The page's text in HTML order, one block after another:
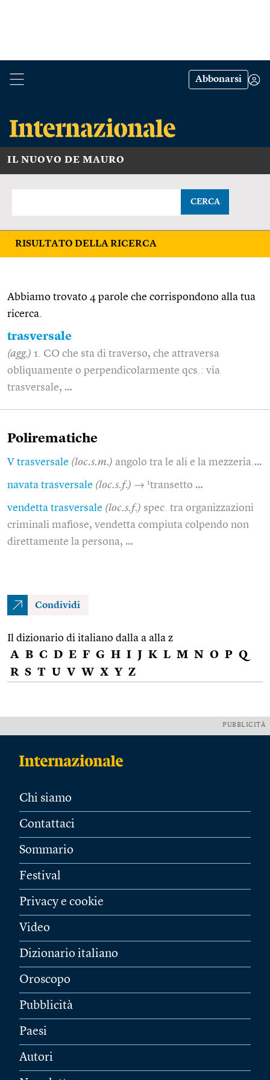
Abbonarsi
IL NUOVO DE MAURO
CERCA
RISULTATO DELLA RICERCA
Abbiamo trovato 4 parole che corrispondono alla tua
ricerca.
trasversale
(agg.) 1. CO che sta di traverso, che attraversa
obliquamente o perpendicolarmente qcs.: via
trasversale, …
Polirematiche
V trasversale (loc.s.m.) angolo tra le ali e la mezzeria.…
navata trasversale (loc.s.f.) → 1transetto …
vendetta trasversale (loc.s.f.) spec. tra organizzazioni
criminali mafiose, vendetta compiuta colpendo non
direttamente la persona, …
Condividi
Il dizionario di italiano dalla a alla z
A B C D E F G H I J K L M N O P Q
R S T U V W X Y Z
PUBBLICITÀ
Chi siamo
Contattaci
Sommario
Festival
Privacy e cookie
Video
Dizionario italiano
Oroscopo
Pubblicità
Paesi
Autori